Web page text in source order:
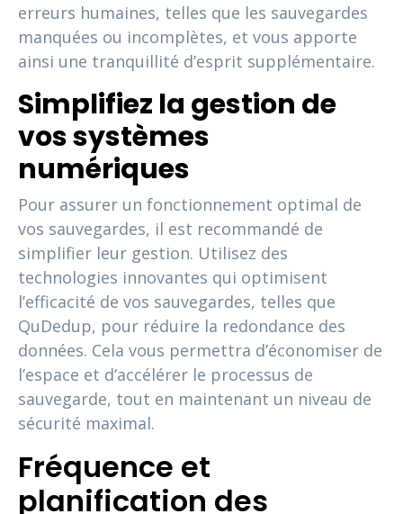
erreurs humaines, telles que les sauvegardes
manquées ou incomplètes, et vous apporte
ainsi une tranquillité d’esprit supplémentaire.
Simplifiez la gestion de
vos systèmes
numériques
Pour assurer un fonctionnement optimal de
vos sauvegardes, il est recommandé de
simplifier leur gestion. Utilisez des
technologies innovantes qui optimisent
l’efficacité de vos sauvegardes, telles que
QuDedup, pour réduire la redondance des
données. Cela vous permettra d’économiser de
l’espace et d’accélérer le processus de
sauvegarde, tout en maintenant un niveau de
sécurité maximal.
Fréquence et
planification des